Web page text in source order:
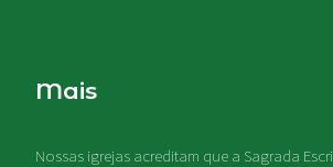
Mais
Nossas igrejas acreditam que a Sagrada